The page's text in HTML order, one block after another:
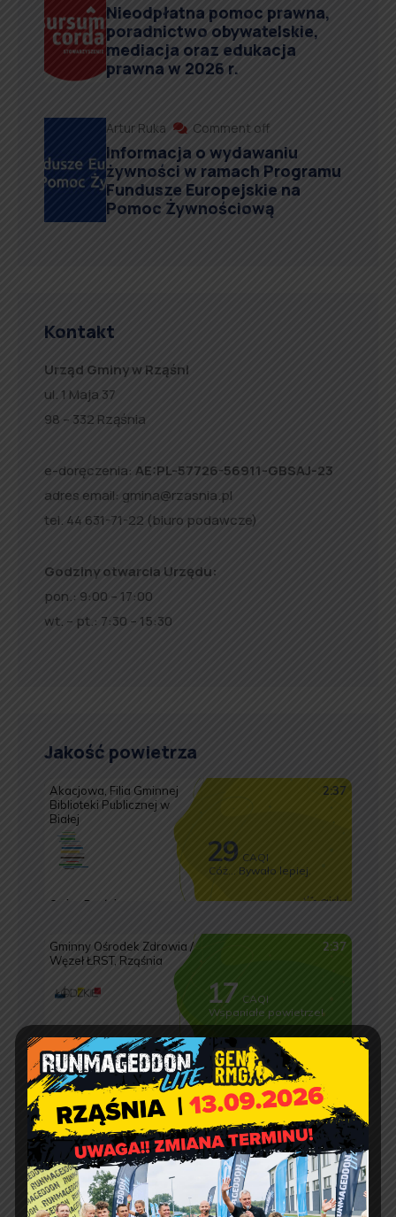
Nieodpłatna pomoc prawna,
poradnictwo obywatelskie,
mediacja oraz edukacja
prawna w 2026 r.
Artur Ruka Comment off
Informacja o wydawaniu
żywności w ramach Programu
Fundusze Europejskie na
Pomoc Żywnościową
Kontakt
Urząd Gminy w Rząśni
ul. 1 Maja 37
98 – 332 Rząśnia
e-doręczenia: AE:PL-57726-56911-GBSAJ-23
adres email: gmina@rzasnia.pl
tel. 44 631-71-22 (biuro podawcze)
Godziny otwarcia Urzędu:
pon.: 9:00 – 17:00
wt. – pt.: 7:30 – 15:30
Jakość powietrza